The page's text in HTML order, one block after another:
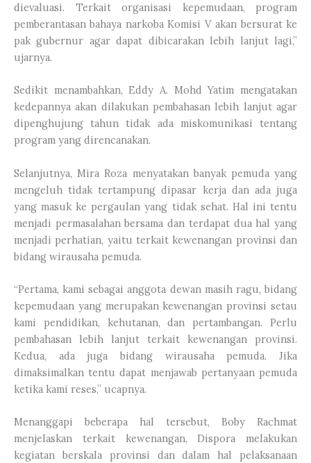
dievaluasi. Terkait organisasi kepemudaan, program
pemberantasan bahaya narkoba Komisi V akan bersurat ke
pak gubernur agar dapat dibicarakan lebih lanjut lagi,”
ujarnya.
Sedikit menambahkan, Eddy A. Mohd Yatim mengatakan
kedepannya akan dilakukan pembahasan lebih lanjut agar
dipenghujung tahun tidak ada miskomunikasi tentang
program yang direncanakan.
Selanjutnya, Mira Roza menyatakan banyak pemuda yang
mengeluh tidak tertampung dipasar kerja dan ada juga
yang masuk ke pergaulan yang tidak sehat. Hal ini tentu
menjadi permasalahan bersama dan terdapat dua hal yang
menjadi perhatian, yaitu terkait kewenangan provinsi dan
bidang wirausaha pemuda.
“Pertama, kami sebagai anggota dewan masih ragu, bidang
kepemudaan yang merupakan kewenangan provinsi setau
kami pendidikan, kehutanan, dan pertambangan. Perlu
pembahasan lebih lanjut terkait kewenangan provinsi.
Kedua, ada juga bidang wirausaha pemuda. Jika
dimaksimalkan tentu dapat menjawab pertanyaan pemuda
ketika kami reses,” ucapnya.
Menanggapi beberapa hal tersebut, Boby Rachmat
menjelaskan terkait kewenangan, Dispora melakukan
kegiatan berskala provinsi dan dalam hal pelaksanaan